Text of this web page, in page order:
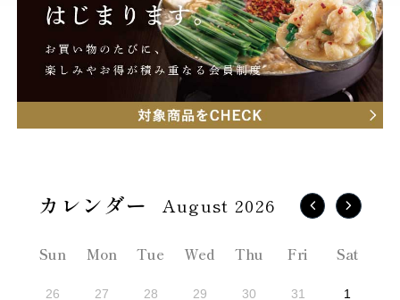
August 2026
Sun Mon Tue Wed Thu Fri Sat
26 27 28 29 30 31 1